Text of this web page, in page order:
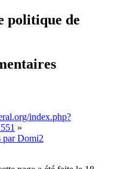
politique de
index.php?
»
parDomi2